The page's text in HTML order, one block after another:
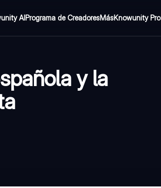
AIPrograma de CreadoresMásKnowunity Pro
y la